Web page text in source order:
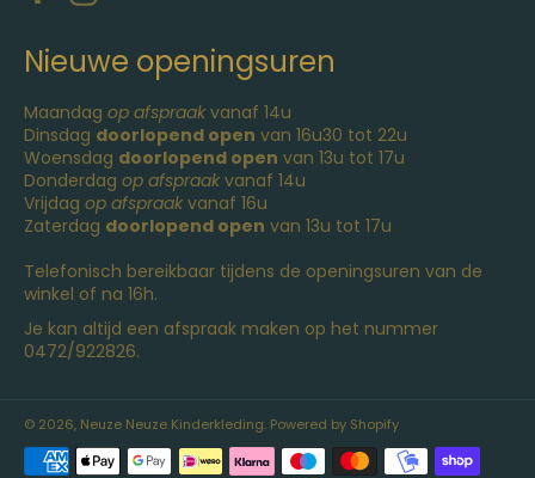
Nieuwe openingsuren
Maandag op afspraak vanaf 14u
Dinsdag doorlopend open van 16u30 tot 22u
Woensdag doorlopend open van 13u tot 17u
Donderdag op afspraak vanaf 14u
Vrijdag op afspraak vanaf 16u
Zaterdag doorlopend open van 13u tot 17u
Telefonisch bereikbaar tijdens de openingsuren van de
winkel of na 16h.
Je kan altijd een afspraak maken op het nummer
0472/922826.
© 2026, Neuze Neuze Kinderkleding. Powered by Shopify
Betaalmethoden